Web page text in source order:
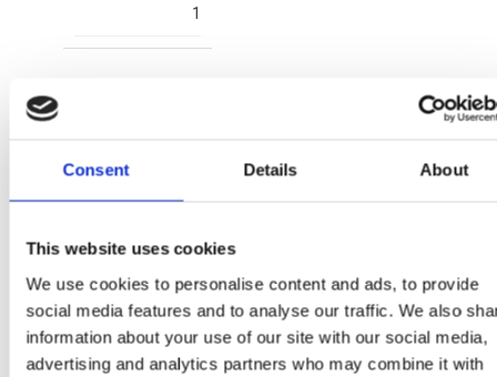
Consent Details About
This website uses cookies
We use cookies to personalise content and ads, to provide
social media features and to analyse our traffic. We also
information about your use of our site with our social media,
advertising and analytics partners who may combine it with
1
Mais artigos MINNIE